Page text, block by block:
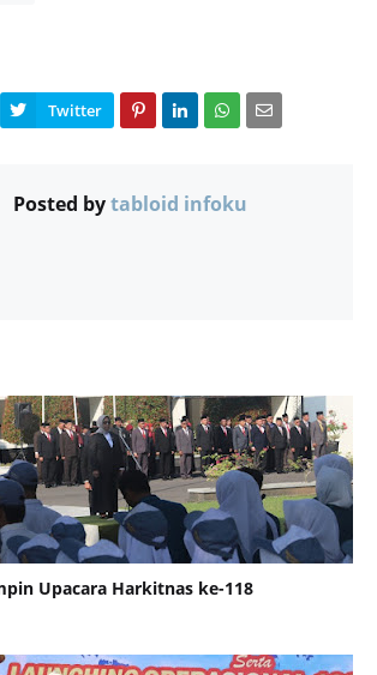
Posted bytabloid infoku
Upacara Harkitnas ke-118